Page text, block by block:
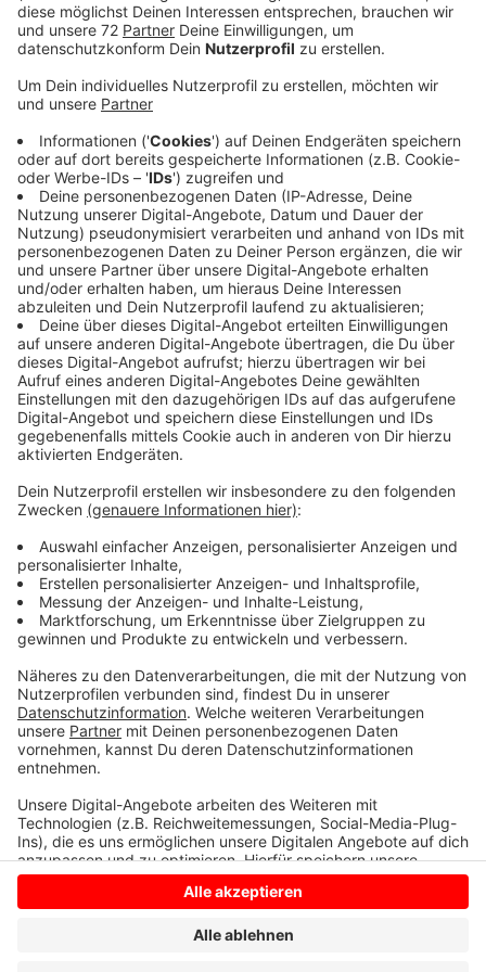
der Praxen auf dem Mariencampus allerdings ein
einer Lösung. Jetzt passiert endlich etwas. Eine
Schranke soll künftig den Zugang zum Parkplatz am
Ostwall regulieren. Dafür hat sich am Abend eine
Mehrheit im Haupt- und Finanzausschuss
ausgesprochen. Besucher der Arztpraxen sollen
künftig deutlich geringere Parkgebühren zahlen als
normale Besucher und dadurch hier Vorrang haben. Die
CDU ist froh, dass endlich eine Lösung in Sicht ist. Die
SPD sieht das Konzept dagegen kritisch. Es sei
fraglich, ob Patienten durch die Schranke künftig
wirklich leichter einen Parkplatz in der Nähe finden. Sie
vermutet, dass andere Besucher der Innenstadt
weiter auf dem Parkplatz stehen, auch wenn sie
höhere Gebühren zahlen müssen.
am Mariencampus in Lüdinghausen waren in den
vergangenen Jahren gescheitert, unter anderem ein
Parkhaus und ein Parkdeck.
Anzeige